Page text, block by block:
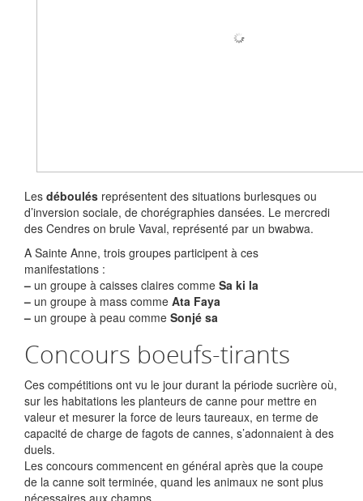
Les déboulés représentent des situations burlesques ou
d’inversion sociale, de chorégraphies dansées. Le mercredi
des Cendres on brule Vaval, représenté par un bwabwa.
A Sainte Anne, trois groupes participent à ces
manifestations :
– un groupe à caisses claires comme Sa ki la
– un groupe à mass comme Ata Faya
– un groupe à peau comme Sonjé sa
Concours boeufs-tirants
Ces compétitions ont vu le jour durant la période sucrière où,
sur les habitations les planteurs de canne pour mettre en
valeur et mesurer la force de leurs taureaux, en terme de
capacité de charge de fagots de cannes, s’adonnaient à des
duels.
Les concours commencent en général après que la coupe
de la canne soit terminée, quand les animaux ne sont plus